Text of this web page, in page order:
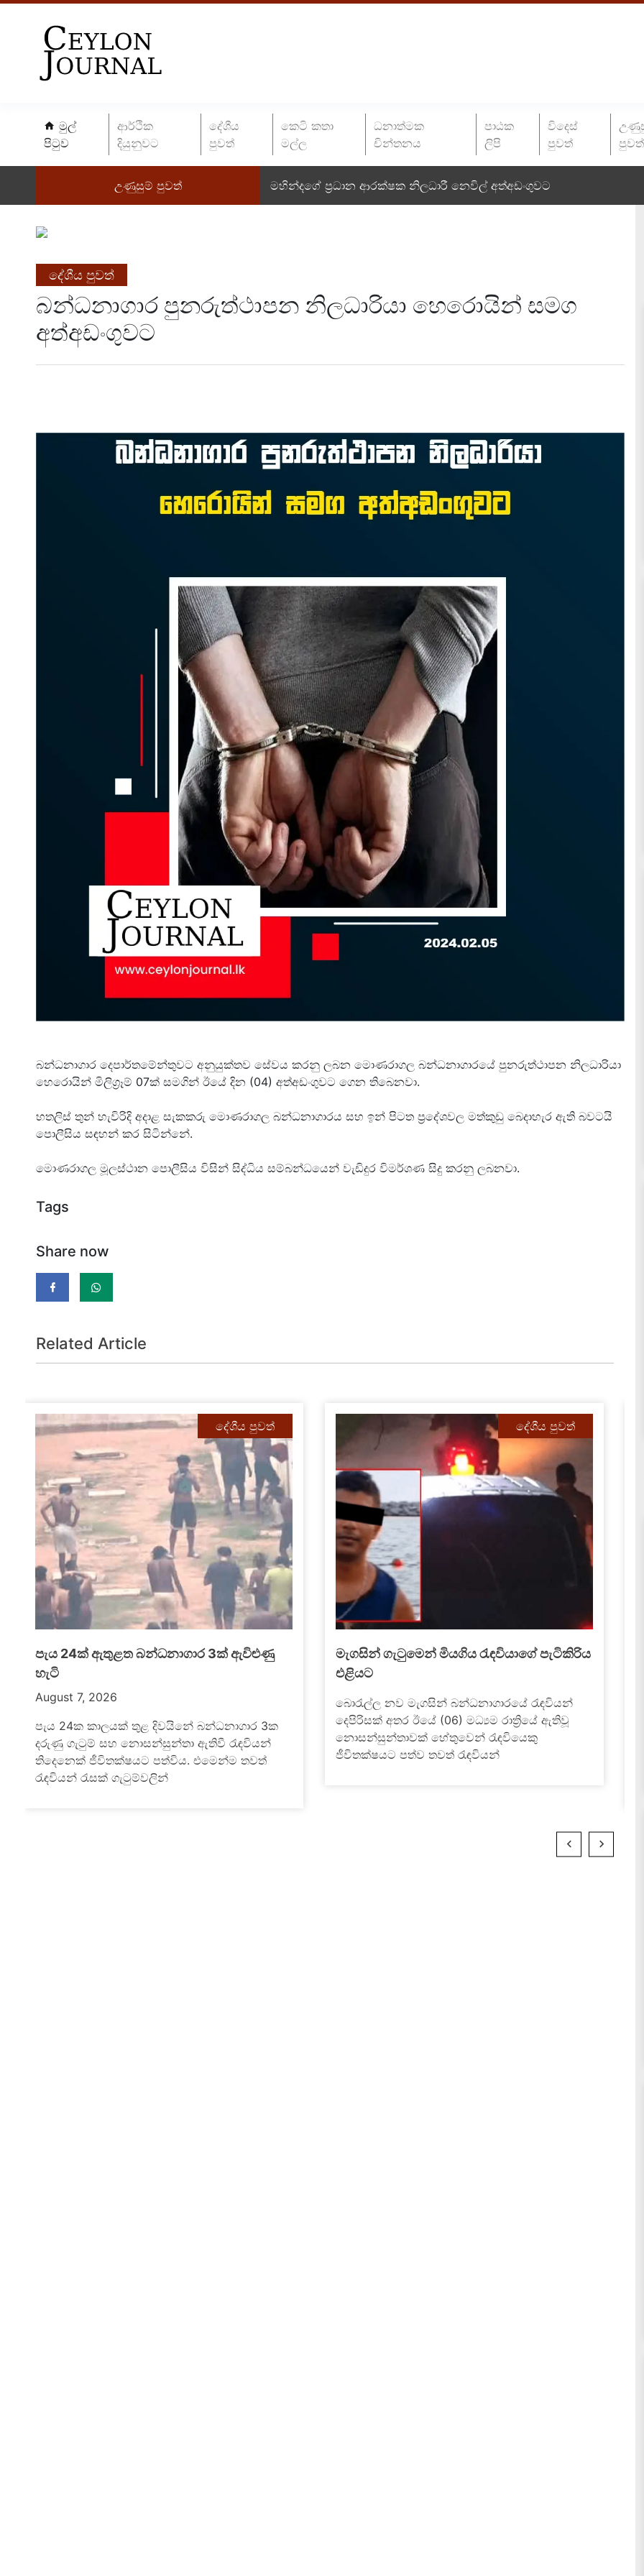
මුල්
පිටුව
ආර්ථික
දියුනුවට
දේශීය
පුවත්
කෙටි කතා
මල්ල
ධනාත්මක
චින්තනය
පාඨක
ලිපි
විදෙස්
පුවත්
පුවත්
උණුසුම් පුවත් මහින්දගේ ප්‍රධාන ආරක්ෂක නිලධාරී නෙවිල් අත්අඩංගුවට
දේශීය පුවත්
බන්ධනාගාර පුනරුත්ථාපන නිලධාරියා හෙරොයින් සමග
අත්අඩංගුවට​
බන්ධනාගාර දෙපාර්තමේන්තුවට අනුයුක්තව සේවය කරනු ලබන මොණරාගල බන්ධනාගාරයේ පුනරුත්ථාපන නිලධාරියා
හෙරොයින් මිලිග්රෑම් 07ක් සමගින් ඊයේ දින (04) අත්අඩංගුවට ගෙන තිබෙනවා.
හතලිස් තුන් හැවිරිදි අදාළ සැකකරු මොණරාගල බන්ධනාගාරය සහ ඉන් පිටත ප්රදේශවල මත්කුඩු බෙදාහැර ඇති බවටයි
පොලීසිය සඳහන් කර සිටින්නේ.
මොණරාගල මූලස්ථාන පොලීසිය විසින් සිද්ධිය සම්බන්ධයෙන් වැඩිදුර විමර්ශණ සිදු කරනු ලබනවා.
Tags
Share now
Related Article
දේශීය පුවත්
මැගසින් ගැටුමෙන් මියගිය රැඳවියාගේ පැටිකිරිය
එළියට
බොරැල්ල නව මැගසින් බන්ධනාගාරයේ රැඳවියන්
දෙපිරිසක් අතර ඊයේ (06) මධ්‍යම රාත්‍රියේ ඇතිවූ
නොසන්සුන්තාවක් හේතුවෙන් රැඳවියෙකු
ජීවිතක්ෂයට පත්ව තවත් රැඳවියන්
දේශීය පුවත්
මීගමුව බන්ධනාගාරය ලෙයින් තෙත් කළ
ගැටුමේ සම්පූර්ණ කතාව
July 5, 2026
මීගමුව බන්ධනාගාරය තුළ අද (05) දහවල් රැඳවියන්
දෙපිරිසක් අතර ඇතිවූ ගැටුම "බූරු මූණා" නම් පාතාල
කල්ලි සාමාජිකයා සමග සමීප සබඳතා පවත්වන